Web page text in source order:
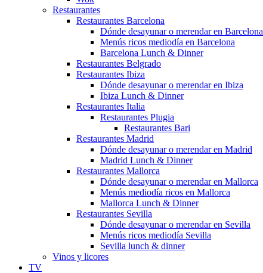
Restaurantes
Restaurantes Barcelona
Dónde desayunar o merendar en Barcelona
Menús ricos mediodía en Barcelona
Barcelona Lunch & Dinner
Restaurantes Belgrado
Restaurantes Ibiza
Dónde desayunar o merendar en Ibiza
Ibiza Lunch & Dinner
Restaurantes Italia
Restaurantes Plugia
Restaurantes Bari
Restaurantes Madrid
Dónde desayunar o merendar en Madrid
Madrid Lunch & Dinner
Restaurantes Mallorca
Dónde desayunar o merendar en Mallorca
Menús mediodía ricos en Mallorca
Mallorca Lunch & Dinner
Restaurantes Sevilla
Dónde desayunar o merendar en Sevilla
Menús ricos mediodía Sevilla
Sevilla lunch & dinner
Vinos y licores
TV